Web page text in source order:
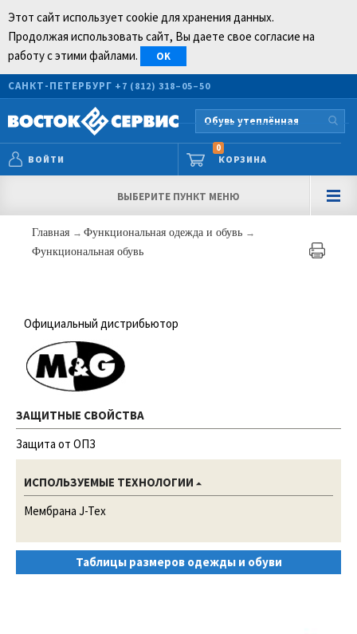
Этот сайт использует cookie для хранения данных.
Продолжая использовать сайт, Вы даете свое согласие на
работу с этими файлами.
OK
САНКТ-ПЕТЕРБУРГ +7 (812) 318–05–50
ВОЙТИ КОРЗИНА
0
ВЫБЕРИТЕ ПУНКТ МЕНЮ
Главная → Функциональная одежда и обувь →
Функциональная обувь
Официальный дистрибьютор
ЗАЩИТНЫЕ СВОЙСТВА
Защита от ОПЗ
ИСПОЛЬЗУЕМЫЕ ТЕХНОЛОГИИ
Мембрана J-Tex
Таблицы размеров одежды и обуви